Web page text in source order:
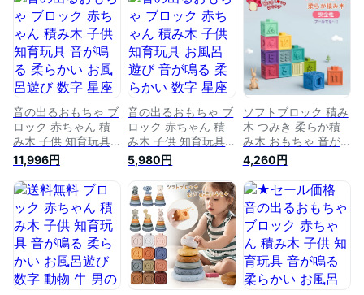
歳 1歳 2歳 室内 遊び
おもちゃ 音が鳴る
お風呂遊び 数字 動
物 牛 虎 男の子 女の
子 孫 誕生日 贈り物
出産祝い 初節句 ク
リスマス ソフトブロ
ック
かい 知育 知育玩具
赤ちゃん ベビー 孫
かわいい 誕生日 誕
生日プレゼント クリ
スマス クリスマスプ
レゼント ラッピング
無料
つみき 柔らか積み木
12pcs 柔らかい 知育
玩具 赤ちゃん 出産
音の出るおもちゃ ブ
ロック 赤ちゃん 積
み木 子供 知育玩具
音が鳴る 柔らかい
お風呂遊び 数字 星
座 果物 カラフル 誕
生日 クリスマスプレ
ゼント 新年 正月 出
産祝い 0歳 6ヶ月 1
歳 2歳 ベビー向けお
もちゃ ソフトブロッ
ク はじめての積み木
12pcs
11,996円
音の出るおもちゃ ブ
ロック 赤ちゃん 積
み木 子供 知育玩具
お風呂遊び 音が鳴る
柔らかい 数字 星座
果物 カラフル 誕生
日 クリスマスプレゼ
ント 新年 正月 出産
祝い 0歳 6ヶ月 1歳 2
歳 ベビー向けおもち
ゃ ソフトブロック
はじめての積み木
12pcs
5,980円
ソフトブロック 積み
木 つみき 柔らか積
み木 おもちゃ 音が
鳴る積み木 柔らかい
知育 知育玩具 赤ち
ゃん ベビー 孫 かわ
いい おうち時間 出
産祝い ギフト プレ
ゼント 誕生日 誕生
日プレゼント お祝い
初節句 節句
4,260円